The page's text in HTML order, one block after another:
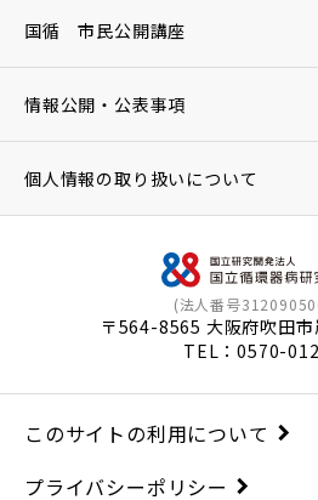
(法人番号
〒564-8565 大阪府吹田
TEL：0570-
国循 市民公開講座
情報公開・公表事項
個人情報の取り扱いについて
このサイトの利用について
プライバシーポリシー